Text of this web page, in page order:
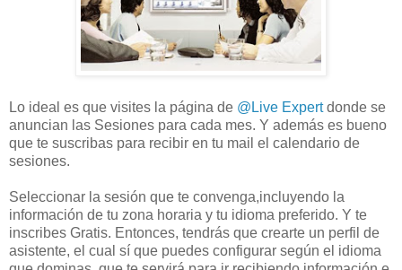
Lo ideal es que visites la página de @Live Expertdonde se
anuncian las Sesiones para cada mes. Y además es bueno
que te suscribas para recibir en tu mail el calendario de
sesiones.
Seleccionar la sesión que te convenga,incluyendo la
información de tu zona horaria y tu idioma preferido. Y te
inscribes Gratis. Entonces, tendrás que crearte un perfil de
asistente, el cual sí que puedes configurar según el idioma